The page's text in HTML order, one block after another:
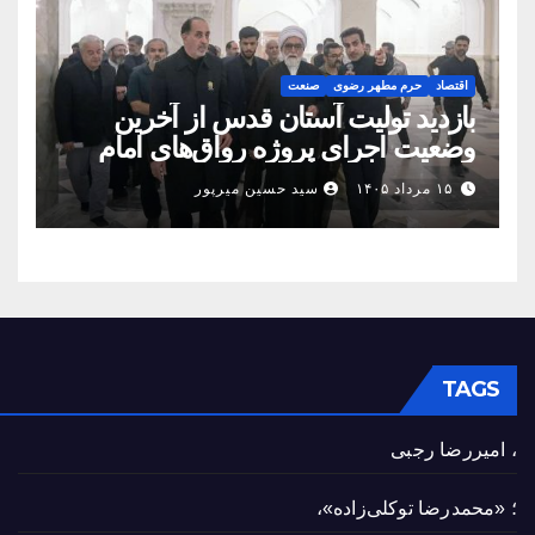
اقتصاد حرم مطهر رضوی صنعت
بازدید تولیت آستان قدس از آخرین
وضعیت اجرای پروژه رواق‌های امام
حسین(ع) و امیرالمؤمنین(ع)
۱۵ مرداد ۱۴۰۵ سید حسین میرپور
TAGS
، امیررضا رجبی
؛ «محمدرضا توکلی‌زاده»،